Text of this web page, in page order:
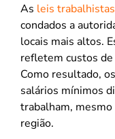
As leis
condados a
locais mais altos.
refletem custos
Como resultado,
salários mínimos
trabalham,
região.